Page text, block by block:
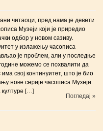
читаоци, пред нама је девети
Музеји који је приредиo
одбор у новом сазиву.
у излажењу часописа
је проблем, али у последње
можемо се похвалити да
има свој континуитет, што је био
нове серије часописа Музеји.
културе […]
Погледај »